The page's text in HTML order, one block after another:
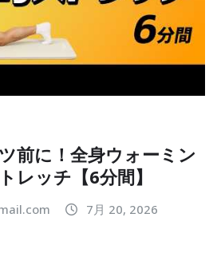
前に！全身ウォーミン
レッチ【6分間】
7月 20, 2026